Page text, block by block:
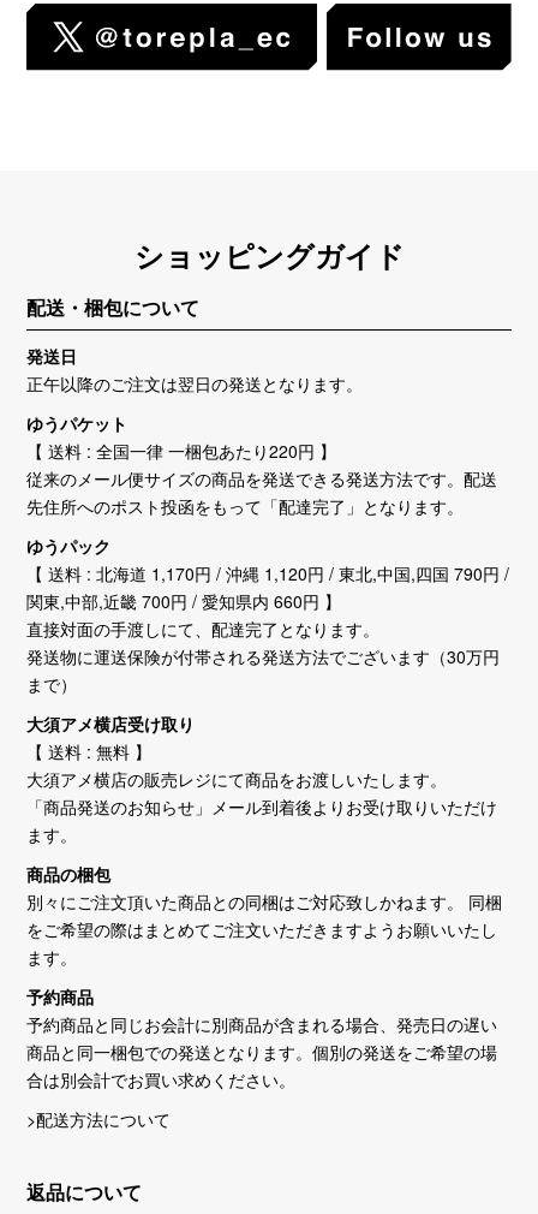
ショッピングガイド
配送・梱包について
発送日
正午以降のご注文は翌日の発送となります。
ゆうパケット
【 送料 : 全国一律 一梱包あたり220円 】
従来のメール便サイズの商品を発送できる発送方法です。配送
先住所へのポスト投函をもって「配達完了」となります。
ゆうパック
【 送料 : 北海道 1,170円 / 沖縄 1,120円 / 東北,中国,四国 790円 /
関東,中部,近畿 700円 / 愛知県内 660円 】
直接対面の手渡しにて、配達完了となります。
発送物に運送保険が付帯される発送方法でございます（30万円
まで）
大須アメ横店受け取り
【 送料 : 無料 】
大須アメ横店の販売レジにて商品をお渡しいたします。
「商品発送のお知らせ」メール到着後よりお受け取りいただけ
ます。
商品の梱包
別々にご注文頂いた商品との同梱はご対応致しかねます。 同梱
をご希望の際はまとめてご注文いただきますようお願いいたし
ます。
予約商品
予約商品と同じお会計に別商品が含まれる場合、発売日の遅い
商品と同一梱包での発送となります。個別の発送をご希望の場
合は別会計でお買い求めください。
>配送方法について
返品について